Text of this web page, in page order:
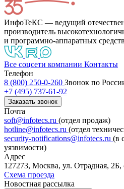
ИнфоТеКС — ведущий
производитель
и программно-аппаратных
Все соцсети компании Контакты
Телефон
8 (800) 250-0-260 Звонок по
+7 (495) 737-61-92
Заказать звонок
Почта
soft@infotecs.ru (отдел продаж)
hotline@infotecs.ru (отдел
security-notifications@infotecs.ru (в
уязвимости)
Адрес
127273, Москва, ул. Отрадная, 2Б,
Схема проезда
Новостная рассылка